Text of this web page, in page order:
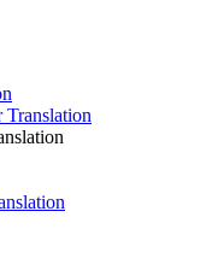
Translation